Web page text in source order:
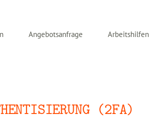
Angebotsanfrage Arbeitshilfen
(2FA)